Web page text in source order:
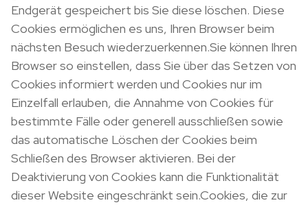
Endgerät gespeichert bis Sie diese löschen. Diese
Cookies ermöglichen es uns, Ihren Browser beim
nächsten Besuch wiederzuerkennen.Sie können Ihren
Browser so einstellen, dass Sie über das Setzen von
Cookies informiert werden und Cookies nur im
Einzelfall erlauben, die Annahme von Cookies für
bestimmte Fälle oder generell ausschließen sowie
das automatische Löschen der Cookies beim
Schließen des Browser aktivieren. Bei der
Deaktivierung von Cookies kann die Funktionalität
dieser Website eingeschränkt sein.Cookies, die zur